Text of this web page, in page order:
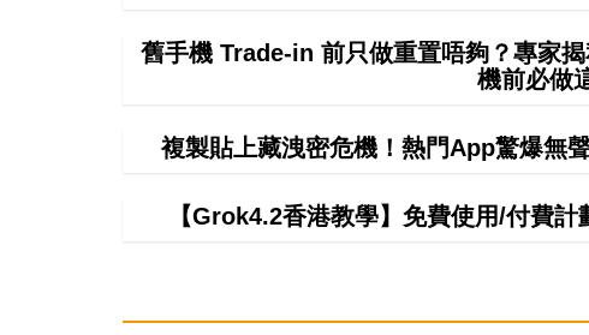
舊手機 Trade-in 前只做重置唔夠？專家
機前必做
複製貼上藏洩密危機！熱門App驚爆無
【Grok4.2香港教學】免費使用/付費